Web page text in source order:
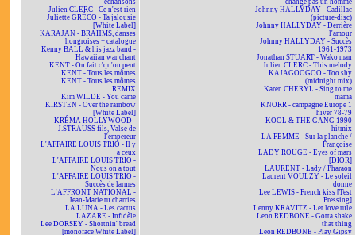
échansons
Julien CLERC - Ce n'est rien
Juliette GRÉCO - Ta jalousie
[White Label]
KARAJAN - BRAHMS, danses
hongroises + catalogue
Kenny BALL & his jazz band -
Hawaiian war chant
KENT - On fait c'qu'on peut
KENT - Tous les mômes
KENT - Tous les mômes
REMIX
Kim WILDE - You came
KIRSTEN - Over the rainbow
[White Label]
KRÉMA HOLLYWOOD -
J.STRAUSS fils, Valse de
l'empereur
L'AFFAIRE LOUIS TRIO - Il y
a ceux
L'AFFAIRE LOUIS TRIO -
Nous on a tout
L'AFFAIRE LOUIS TRIO -
Succès de larmes
L'AFFRONT NATIONAL -
Jean-Marie tu charries
LA LUNA - Les cactus
LAZARE - Infidèle
Lee DORSEY - Shortnin' bread
[monoface White Label]
change pas un homme
Johnny HALLYDAY - Cadillac
(picture-disc)
Johnny HALLYDAY - Derrière
l'amour
Johnny HALLYDAY - Succès
1961-1973
Jonathan STUART - Wako man
Julien CLERC - This melody
KAJAGOOGOO - Too shy
(midnight mix)
Karen CHERYL - Sing to me
mama
KNORR - campagne Europe 1
hiver 78-79
KOOL & THE GANG 1990
hitmix
LA FEMME - Sur la planche /
Françoise
LADY ROUGE - Eyes of mars
[DIOR]
LAURENT - Lady / Pharaon
Laurent VOULZY - Le soleil
donne
Lee LEWIS - French kiss [Test
Pressing]
Lenny KRAVITZ - Let love rule
Leon REDBONE - Gotta shake
that thing
Leon REDBONE - Play Gipsy